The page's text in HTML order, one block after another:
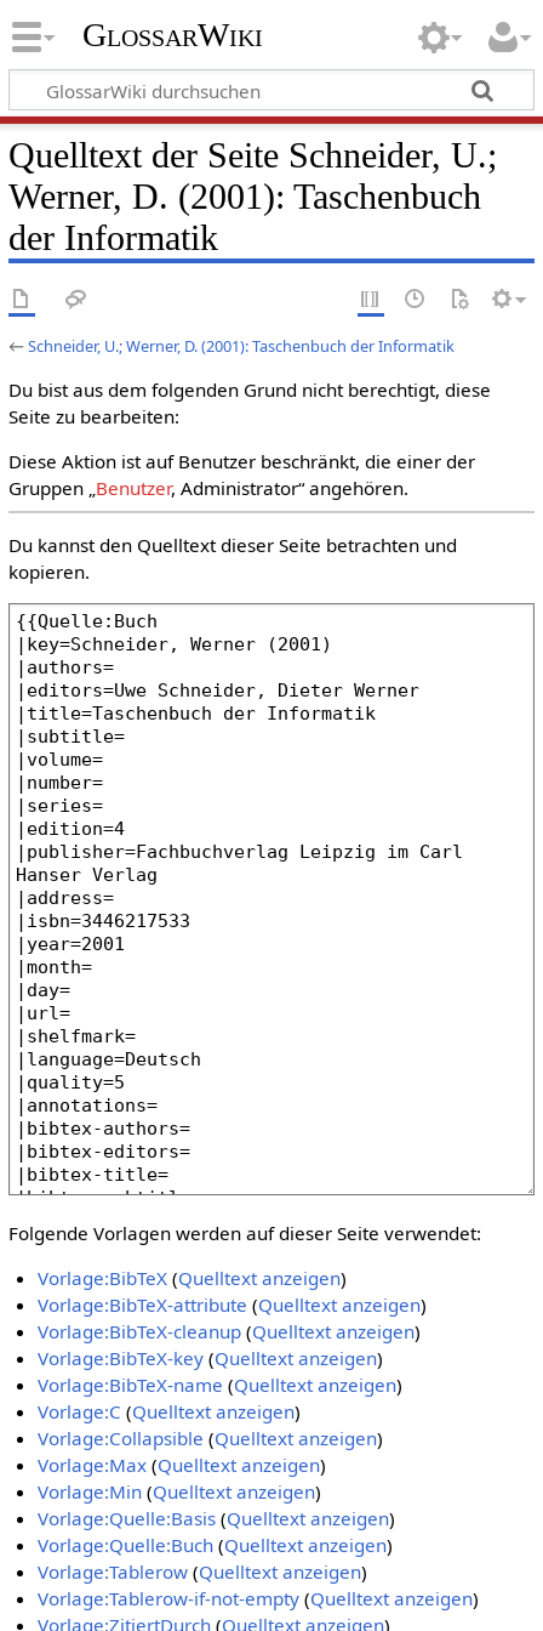
GlossarWiki
Quelltext der Seite Schneider, U.;
Werner, D. (2001): Taschenbuch
der Informatik
←Schneider, U.; Werner, D. (2001): Taschenbuch der Informatik
Du bist aus dem folgenden Grund nicht berechtigt, diese
Seite zu bearbeiten:
Diese Aktion ist auf Benutzer beschränkt, die einer der
Gruppen „Benutzer, Administrator“ angehören.
Du kannst den Quelltext dieser Seite betrachten und
kopieren.
Folgende Vorlagen werden auf dieser Seite verwendet:
Vorlage:BibTeX (Quelltext anzeigen)
Vorlage:BibTeX-attribute (Quelltext anzeigen)
Vorlage:BibTeX-cleanup (Quelltext anzeigen)
Vorlage:BibTeX-key (Quelltext anzeigen)
Vorlage:BibTeX-name (Quelltext anzeigen)
Vorlage:C (Quelltext anzeigen)
Vorlage:Collapsible (Quelltext anzeigen)
Vorlage:Max (Quelltext anzeigen)
Vorlage:Min (Quelltext anzeigen)
Vorlage:Quelle:Basis (Quelltext anzeigen)
Vorlage:Quelle:Buch (Quelltext anzeigen)
Vorlage:Tablerow (Quelltext anzeigen)
Vorlage:Tablerow-if-not-empty (Quelltext anzeigen)
Vorlage:ZitiertDurch (Quelltext anzeigen)